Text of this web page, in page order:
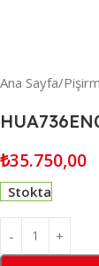
Ana Sayfa
₺35.750,00
Stokta